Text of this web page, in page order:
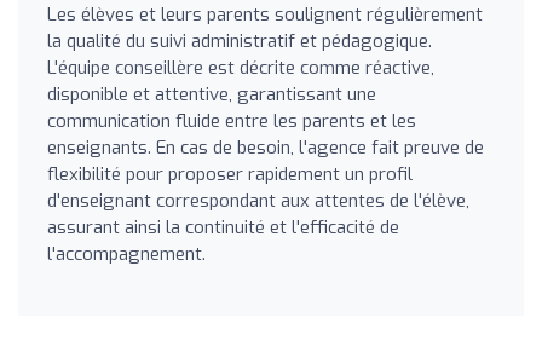
Les élèves et leurs parents soulignent régulièrement
la qualité du suivi administratif et pédagogique.
L'équipe conseillère est décrite comme réactive,
disponible et attentive, garantissant une
communication fluide entre les parents et les
enseignants. En cas de besoin, l'agence fait preuve de
flexibilité pour proposer rapidement un profil
d'enseignant correspondant aux attentes de l'élève,
assurant ainsi la continuité et l'efficacité de
l'accompagnement.